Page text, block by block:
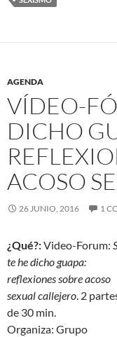
AGENDA
VÍDEO-
DICHO
ACOSO
26 JUNIO, 2016 1
¿Qué?:Video-Forum:
te he dicho guapa:
reflexiones sobre acoso
sexual callejero. 2
de 30 min.
Organiza: Grupo